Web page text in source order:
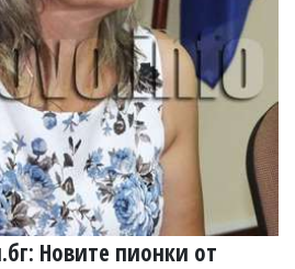
Новите пионки от